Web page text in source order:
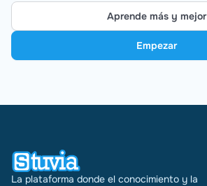
Aprende más y mejor
Empezar
La plataforma donde el conocimiento y la